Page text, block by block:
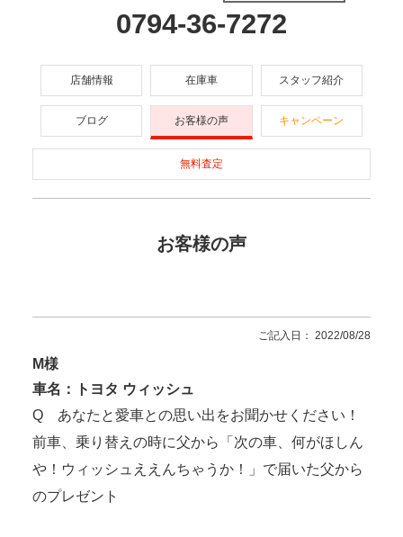
0794-36-7272
店舗情報 在庫車 スタッフ紹介
ブログ お客様の声 キャンペーン
無料査定
お客様の声
ご記入日： 2022/08/28
M様
車名：トヨタ ウィッシュ
Q あなたと愛車との思い出をお聞かせください！
前車、乗り替えの時に父から「次の車、何がほしん
や！ウィッシュええんちゃうか！」で届いた父から
のプレゼント